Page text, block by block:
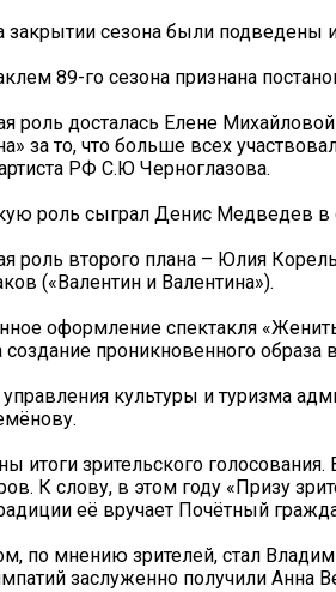
закрытии сезона были подведены
89-го сезона признана
роль досталась Елене
за то, что больше всех
РФ С.Ю Черноглазова.
роль сыграл Денис Медведев в
роль второго плана – Юлия
(«Валентин и Валентина»).
оформление спектакля
создание проникновенного
управления культуры и туризма
итоги зрительского голосования.
К слову, в этом году «Призу
её вручает Почётный
по мнению зрителей, стал
заслуженно получили Анна